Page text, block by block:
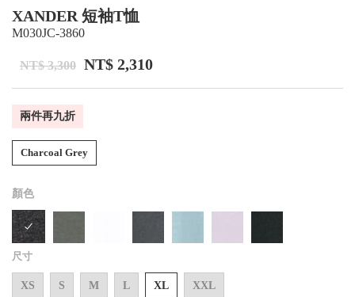
XANDER 短袖T恤
M030JC-3860
NT$ 3,300 NT$ 2,310
兩件再九折
Charcoal Grey
顏色
尺寸
XS S M L XL XXL